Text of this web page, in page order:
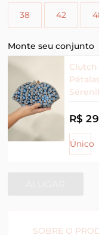
38 42
Monte seu conjunto
Clutch
R$
Único
SOBRE O